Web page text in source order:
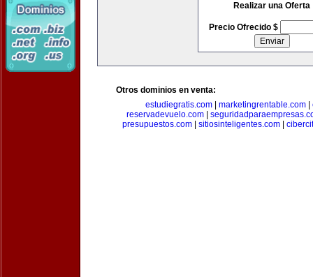
Realizar una Oferta
Precio Ofrecido $
Otros dominios en venta:
estudiegratis.com
marketingrentable.com
reservadevuelo.com
presupuestos.com| sitiosinteligentes.com|